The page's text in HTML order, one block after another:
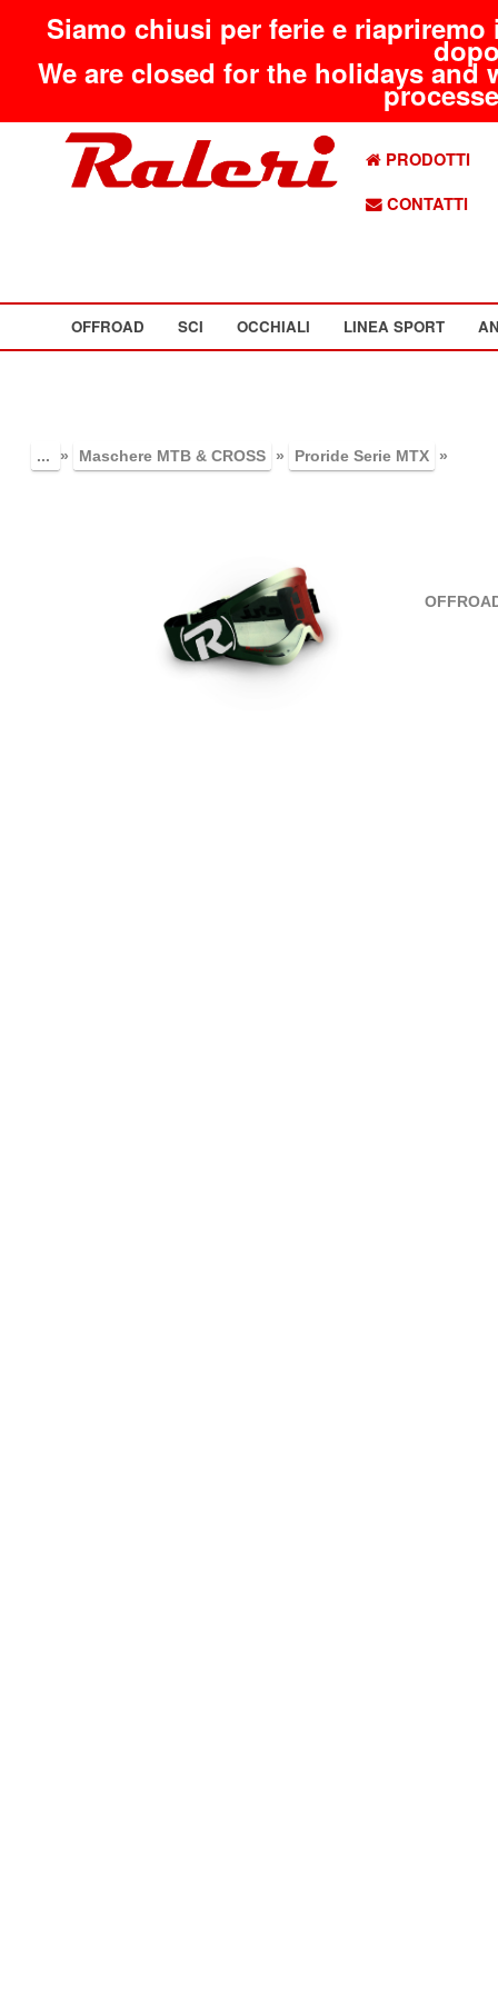
Siamo chiusi per ferie e
We are closed for the holidays
PRODOTTI
CONTATTI
OFFROAD SCI OCCHIALI LINEA SPORT
... » Maschere MTB & CROSS » Proride Serie MTX »